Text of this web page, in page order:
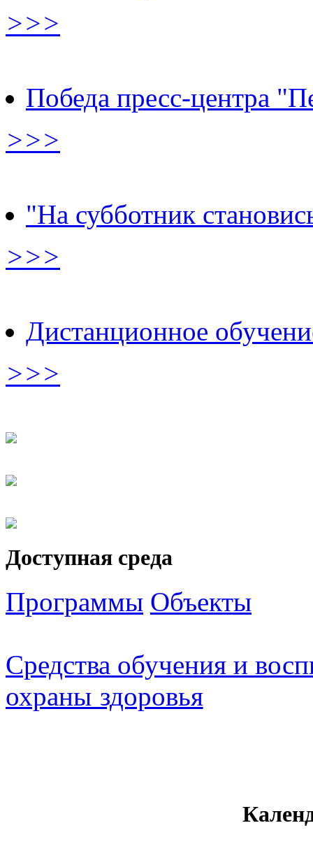
>>>
Победа пресс-центра
>>>
"На субботник
>>>
Дистанционное
>>>
Доступная среда
Программы Объекты
Средства обучения и
охраны здоровья